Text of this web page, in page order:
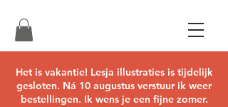
Het is vakantie! Lesja illustraties is tijdelijk
gesloten. Ná 10 augustus verstuur ik weer
bestellingen. Ik wens je een fijne zomer.